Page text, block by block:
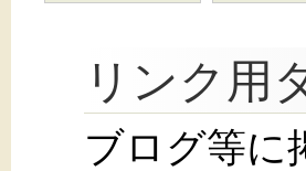
リンク用
ブログ等に